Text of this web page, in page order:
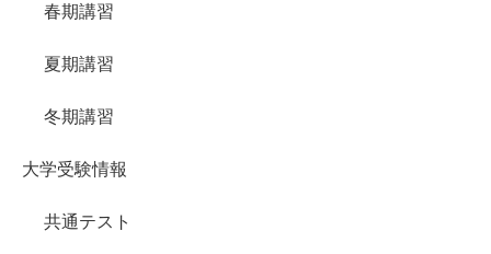
春期講習
夏期講習
冬期講習
大学受験情報
共通テスト